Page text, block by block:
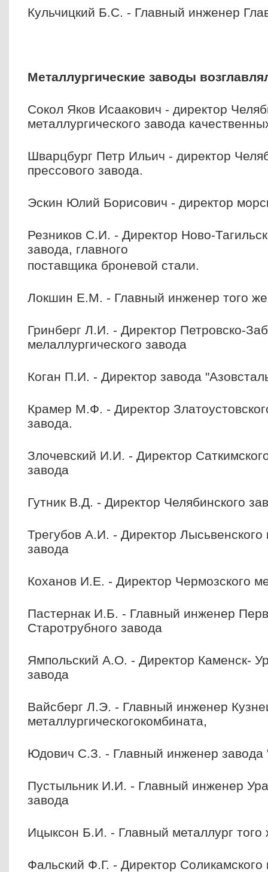
Кульчицкий Б.С. - Главный инженер
Металлургические заводы
Сокол Яков Исаакович - директор
металлургического завода
Шварцбург Петр Ильич - директор
прессового завода.
Эскин Юлий Борисович - директор
Резников С.И. - Директор Ново-
завода, главного
поставщика броневой стали.
Локшин Е.М. - Главный инженер того
Гринберг Л.И. - Директор Петровско-
мелаллургического завода
Коган П.И. - Директор завода
Крамер М.Ф. - Директор
завода.
Злочевский И.И. - Директор
завода
Гутник В.Д. - Директор Челябинского
Трегубов А.И. - Директор Лысьвенского
завода
Коханов И.Е. - Директор Чермозского
Пастернак И.Б. - Главный инженер
Старотрубного завода
Ямпольский А.О. - Директор Каменск-
завода
Вайсберг Л.Э. - Главный инженер
металлургическогокомбината,
Юдович С.З. - Главный инженер завода
Пустыльник И.И. - Главный инженер
завода
Ицыксон Б.И. - Главный металлург того
Фальский Ф.Г. - Директор Соликамского